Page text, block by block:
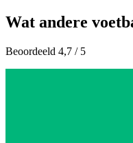
Wat andere
Beoordeeld 4,7 / 5